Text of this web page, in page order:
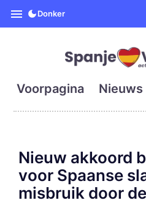
SpanjeVandaag
Donker
Voorpagina Nieuws
Nieuw akkoord
voor Spaanse
misbruik door